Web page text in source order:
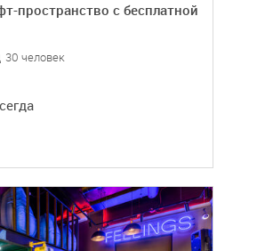
пространство с бесплатной
30 человек